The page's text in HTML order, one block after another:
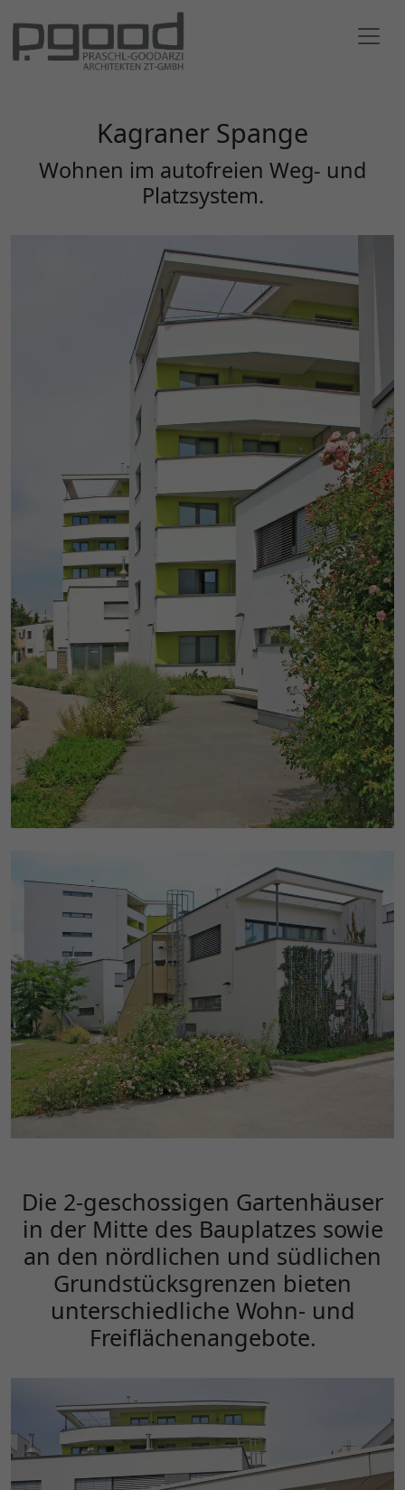
Kagraner Spange
Wohnen im autofreien Weg- und
Platzsystem.
Die 2-geschossigen Gartenhäuser
in der Mitte des Bauplatzes sowie
an den nördlichen und südlichen
Grundstücksgrenzen bieten
unterschiedliche Wohn- und
Freiflächenangebote.